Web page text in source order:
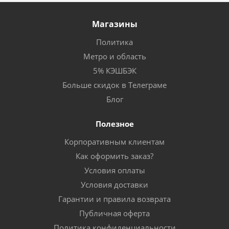
Магазины
Политика
Метро и область
5% КЭШБЭК
Больше скидок в Телеграме
Блог
Полезное
Корпоративным клиентам
Как оформить заказ?
Условия оплаты
Условия доставки
Гарантии и правила возврата
Публичная оферта